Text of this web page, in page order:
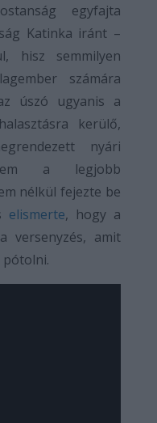
egyfajta
Katinka iránt –
hisz semmilyen
számára
úszó ugyanis a
kerülő,
nyári
a legjobb
nélkül fejezte be
elismerte, hogy a
versenyzés, amit
pótolni.